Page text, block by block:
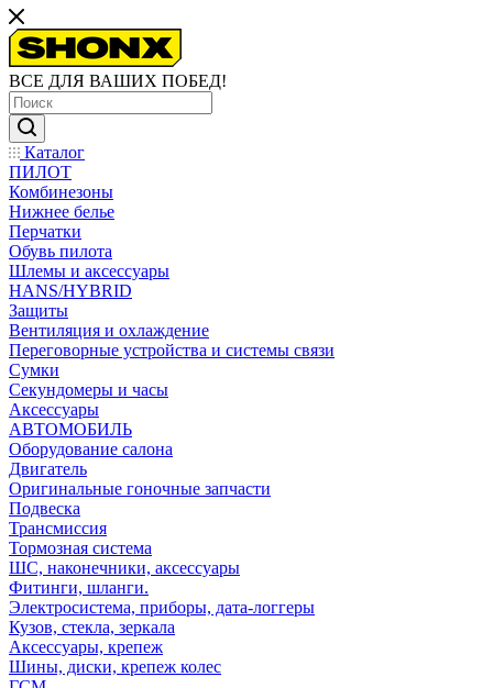
ВСЕ ДЛЯ ВАШИХ ПОБЕД!
Каталог
ПИЛОТ
Комбинезоны
Нижнее белье
Перчатки
Обувь пилота
Шлемы и аксессуары
HANS/HYBRID
Защиты
Вентиляция и охлаждение
Переговорные устройства и системы связи
Сумки
Секундомеры и часы
Аксессуары
АВТОМОБИЛЬ
Оборудование салона
Двигатель
Оригинальные гоночные запчасти
Подвеска
Трансмиссия
Тормозная система
ШС, наконечники, аксессуары
Фитинги, шланги.
Электросистема, приборы, дата-логгеры
Кузов, стекла, зеркала
Аксессуары, крепеж
Шины, диски, крепеж колес